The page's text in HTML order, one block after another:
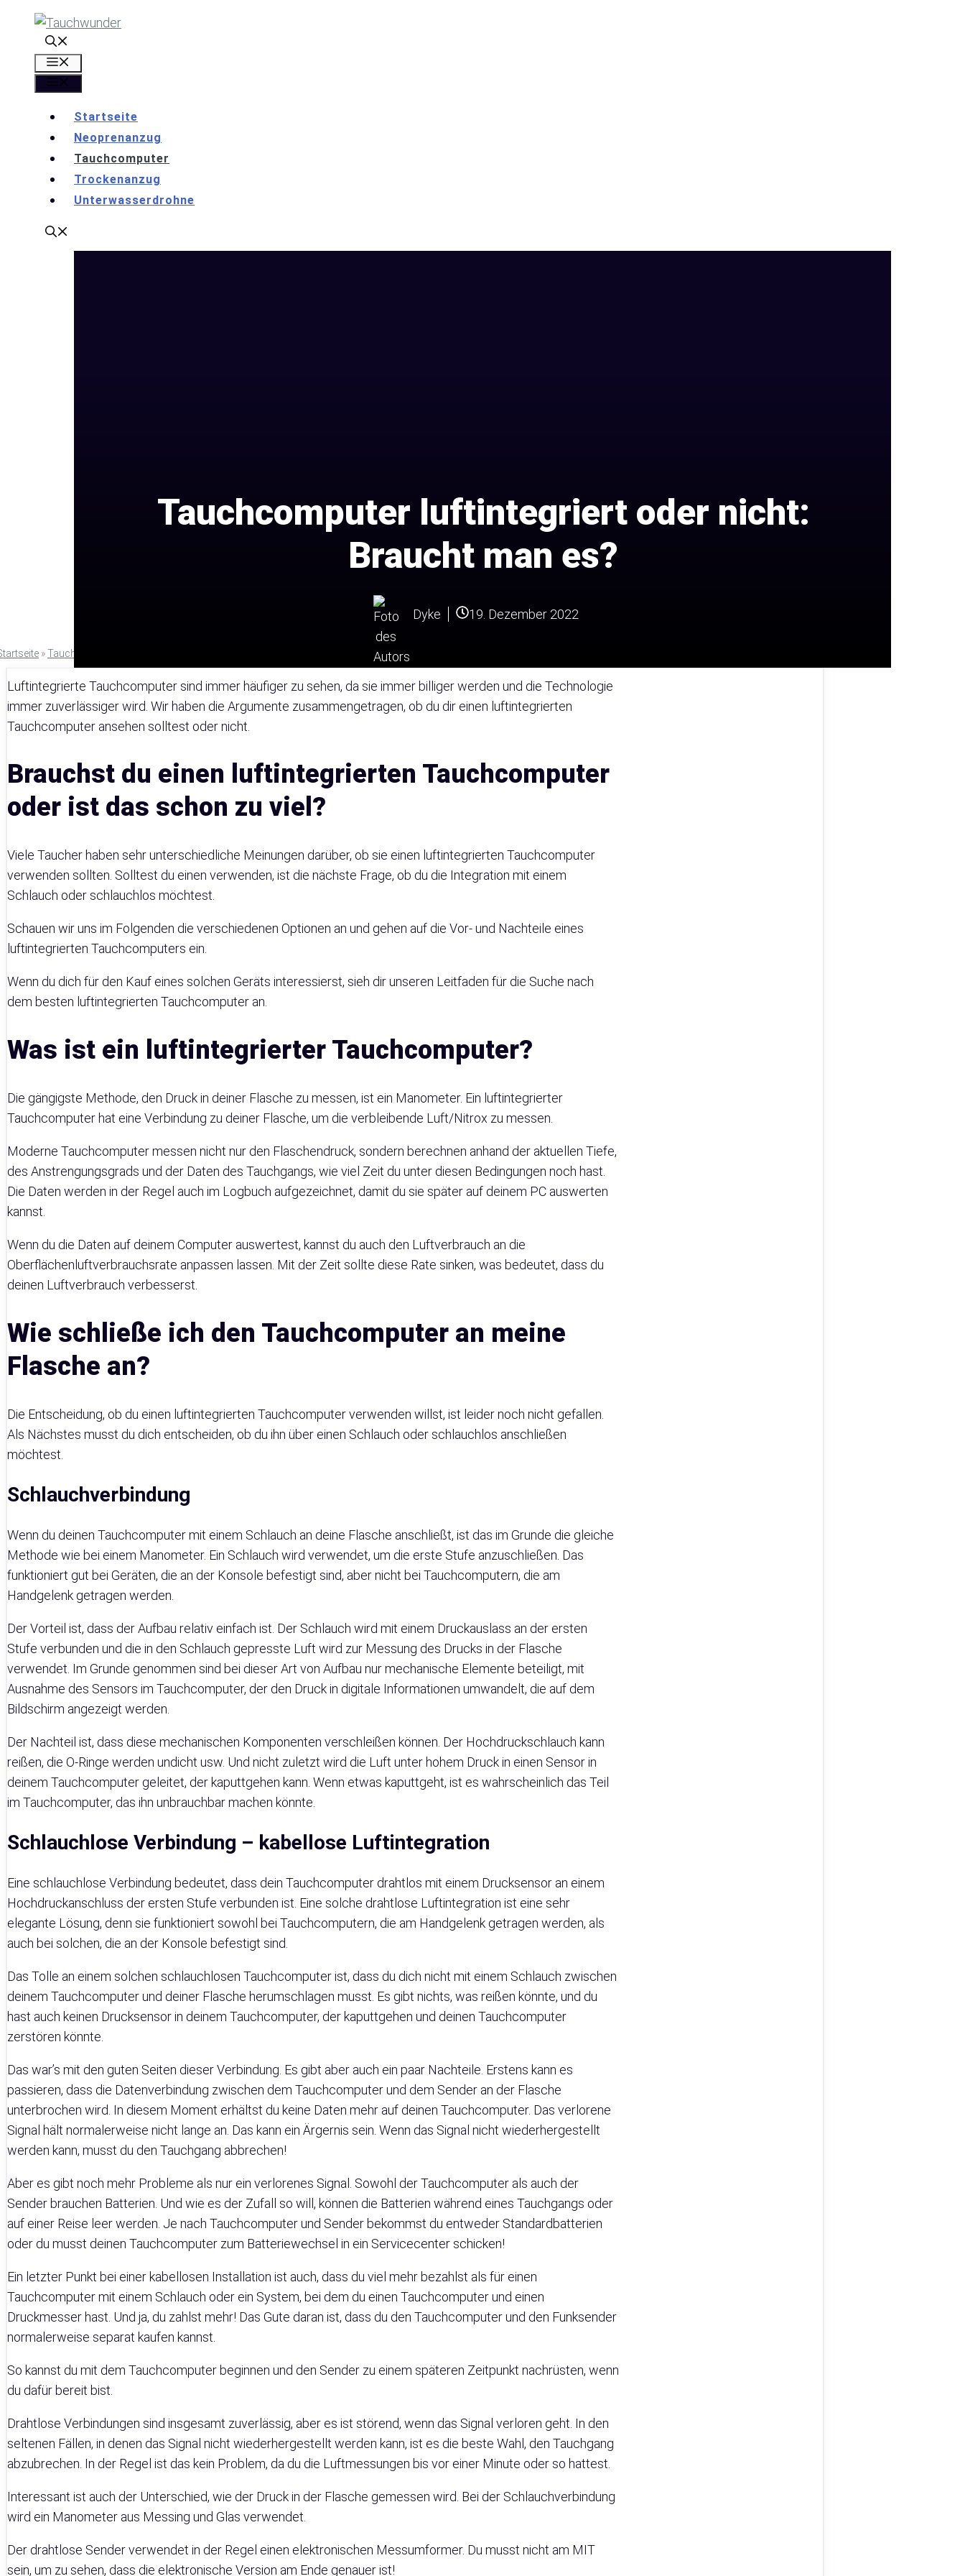
springen
Startseite
Neoprenanzug
Tauchcomputer
Trockenanzug
Unterwasserdrohne
Tauchcomputer luftintegriert oder nicht:
Braucht man es?
Dyke 19. Dezember 2022
»Tauchcomputer
Luftintegrierte Tauchcomputer sind immer häufiger zu sehen, da sie immer billiger werden und die Technologie
immer zuverlässiger wird. Wir haben die Argumente zusammengetragen, ob du dir einen luftintegrierten
Tauchcomputer ansehen solltest oder nicht.
Brauchst du einen luftintegrierten Tauchcomputer
oder ist das schon zu viel?
Viele Taucher haben sehr unterschiedliche Meinungen darüber, ob sie einen luftintegrierten Tauchcomputer
verwenden sollten. Solltest du einen verwenden, ist die nächste Frage, ob du die Integration mit einem
Schlauch oder schlauchlos möchtest.
Schauen wir uns im Folgenden die verschiedenen Optionen an und gehen auf die Vor- und Nachteile eines
luftintegrierten Tauchcomputers ein.
Wenn du dich für den Kauf eines solchen Geräts interessierst, sieh dir unseren Leitfaden für die Suche nach
dem besten luftintegrierten Tauchcomputer an.
Was ist ein luftintegrierter Tauchcomputer?
Die gängigste Methode, den Druck in deiner Flasche zu messen, ist ein Manometer. Ein luftintegrierter
Tauchcomputer hat eine Verbindung zu deiner Flasche, um die verbleibende Luft/Nitrox zu messen.
Moderne Tauchcomputer messen nicht nur den Flaschendruck, sondern berechnen anhand der aktuellen Tiefe,
des Anstrengungsgrads und der Daten des Tauchgangs, wie viel Zeit du unter diesen Bedingungen noch hast.
Die Daten werden in der Regel auch im Logbuch aufgezeichnet, damit du sie später auf deinem PC auswerten
kannst.
Wenn du die Daten auf deinem Computer auswertest, kannst du auch den Luftverbrauch an die
Oberflächenluftverbrauchsrate anpassen lassen. Mit der Zeit sollte diese Rate sinken, was bedeutet, dass du
deinen Luftverbrauch verbesserst.
Wie schließe ich den Tauchcomputer an meine
Flasche an?
Die Entscheidung, ob du einen luftintegrierten Tauchcomputer verwenden willst, ist leider noch nicht gefallen.
Als Nächstes musst du dich entscheiden, ob du ihn über einen Schlauch oder schlauchlos anschließen
möchtest.
Schlauchverbindung
Wenn du deinen Tauchcomputer mit einem Schlauch an deine Flasche anschließt, ist das im Grunde die gleiche
Methode wie bei einem Manometer. Ein Schlauch wird verwendet, um die erste Stufe anzuschließen. Das
funktioniert gut bei Geräten, die an der Konsole befestigt sind, aber nicht bei Tauchcomputern, die am
Handgelenk getragen werden.
Der Vorteil ist, dass der Aufbau relativ einfach ist. Der Schlauch wird mit einem Druckauslass an der ersten
Stufe verbunden und die in den Schlauch gepresste Luft wird zur Messung des Drucks in der Flasche
verwendet. Im Grunde genommen sind bei dieser Art von Aufbau nur mechanische Elemente beteiligt, mit
Ausnahme des Sensors im Tauchcomputer, der den Druck in digitale Informationen umwandelt, die auf dem
Bildschirm angezeigt werden.
Der Nachteil ist, dass diese mechanischen Komponenten verschleißen können. Der Hochdruckschlauch kann
reißen, die O-Ringe werden undicht usw. Und nicht zuletzt wird die Luft unter hohem Druck in einen Sensor in
deinem Tauchcomputer geleitet, der kaputtgehen kann. Wenn etwas kaputtgeht, ist es wahrscheinlich das Teil
im Tauchcomputer, das ihn unbrauchbar machen könnte.
Schlauchlose Verbindung – kabellose Luftintegration
Eine schlauchlose Verbindung bedeutet, dass dein Tauchcomputer drahtlos mit einem Drucksensor an einem
Hochdruckanschluss der ersten Stufe verbunden ist. Eine solche drahtlose Luftintegration ist eine sehr
elegante Lösung, denn sie funktioniert sowohl bei Tauchcomputern, die am Handgelenk getragen werden, als
auch bei solchen, die an der Konsole befestigt sind.
Das Tolle an einem solchen schlauchlosen Tauchcomputer ist, dass du dich nicht mit einem Schlauch zwischen
deinem Tauchcomputer und deiner Flasche herumschlagen musst. Es gibt nichts, was reißen könnte, und du
hast auch keinen Drucksensor in deinem Tauchcomputer, der kaputtgehen und deinen Tauchcomputer
zerstören könnte.
Das war’s mit den guten Seiten dieser Verbindung. Es gibt aber auch ein paar Nachteile. Erstens kann es
passieren, dass die Datenverbindung zwischen dem Tauchcomputer und dem Sender an der Flasche
unterbrochen wird. In diesem Moment erhältst du keine Daten mehr auf deinen Tauchcomputer. Das verlorene
Signal hält normalerweise nicht lange an. Das kann ein Ärgernis sein. Wenn das Signal nicht wiederhergestellt
werden kann, musst du den Tauchgang abbrechen!
Aber es gibt noch mehr Probleme als nur ein verlorenes Signal. Sowohl der Tauchcomputer als auch der
Sender brauchen Batterien. Und wie es der Zufall so will, können die Batterien während eines Tauchgangs oder
auf einer Reise leer werden. Je nach Tauchcomputer und Sender bekommst du entweder Standardbatterien
oder du musst deinen Tauchcomputer zum Batteriewechsel in ein Servicecenter schicken!
Ein letzter Punkt bei einer kabellosen Installation ist auch, dass du viel mehr bezahlst als für einen
Tauchcomputer mit einem Schlauch oder ein System, bei dem du einen Tauchcomputer und einen
Druckmesser hast. Und ja, du zahlst mehr! Das Gute daran ist, dass du den Tauchcomputer und den Funksender
normalerweise separat kaufen kannst.
So kannst du mit dem Tauchcomputer beginnen und den Sender zu einem späteren Zeitpunkt nachrüsten, wenn
du dafür bereit bist.
Drahtlose Verbindungen sind insgesamt zuverlässig, aber es ist störend, wenn das Signal verloren geht. In den
seltenen Fällen, in denen das Signal nicht wiederhergestellt werden kann, ist es die beste Wahl, den Tauchgang
abzubrechen. In der Regel ist das kein Problem, da du die Luftmessungen bis vor einer Minute oder so hattest.
Interessant ist auch der Unterschied, wie der Druck in der Flasche gemessen wird. Bei der Schlauchverbindung
wird ein Manometer aus Messing und Glas verwendet.
Der drahtlose Sender verwendet in der Regel einen elektronischen Messumformer. Du musst nicht am MIT
sein, um zu sehen, dass die elektronische Version am Ende genauer ist!